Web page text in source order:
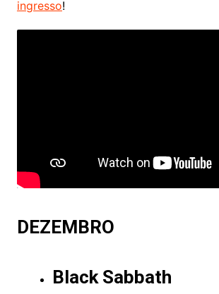
ingresso!
DEZEMBRO
Black Sabbath